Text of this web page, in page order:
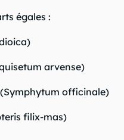
égales :
arvense)
officinale)
filix-mas)